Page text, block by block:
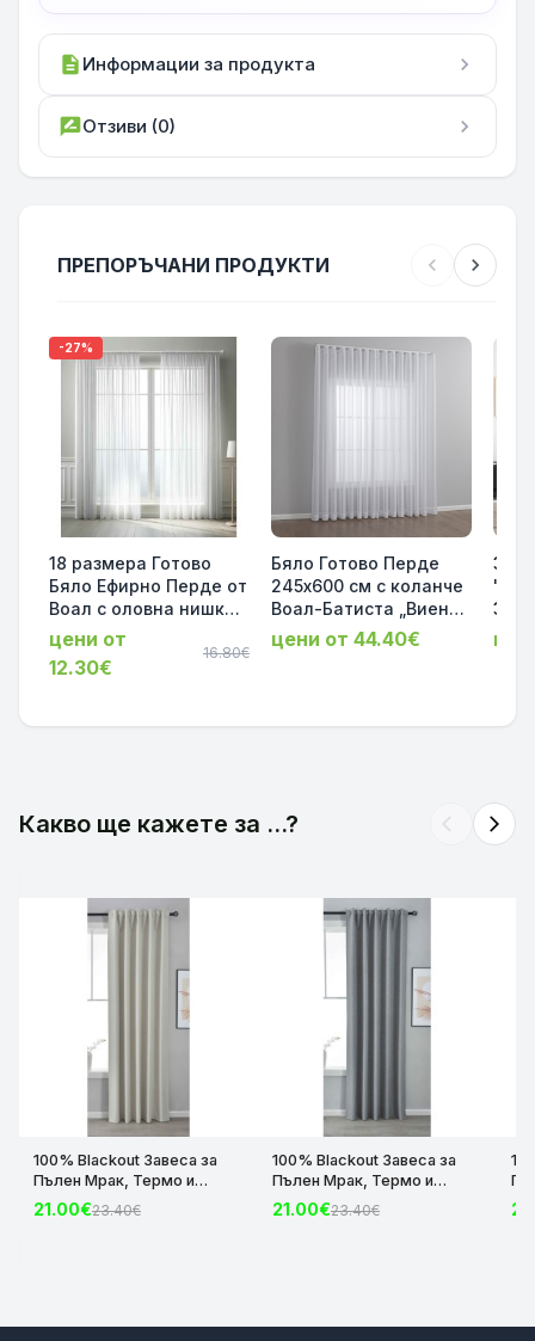
description Информации за продукта chevron_right
rate_reviewОтзиви (0) chevron_right
ПРЕПОРЪЧАНИ ПРОДУКТИ chevron_left chevron_right
-27%
18 размера Готово
Бяло Ефирно Перде от
Воал с оловна нишка,
за Релса или Тръбен
Корниз код-610011
цени от
12.30€
16.80€
Бяло Готово Перде
245х600 см с коланче
Воал-Батиста „Виена“
Уейв Ширит Лента и
Оловна Нишка, за
003
цени от 44.40€
11
Какво ще кажете за ...? arrow_back_ios arrow_forward_ios
100% Blackout Завеса за
Пълен Мрак, Термо и
Шумоизолираща с коланче
цвят Крем, 175х140 и
21.00€23.40€
100% Blackout Завеса за
Пълен Мрак, Термо и
Шумоизолираща с коланче
цвят Сив, 175х140 и
21.00€23.40€